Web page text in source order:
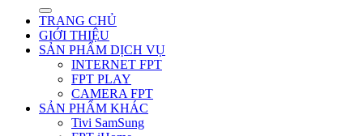
TRANG CHỦ
GIỚI THIỆU
SẢN PHẨM DỊCH VỤ
INTERNET FPT
FPT PLAY
CAMERA FPT
SẢN PHẨM KHÁC
Tivi SamSung